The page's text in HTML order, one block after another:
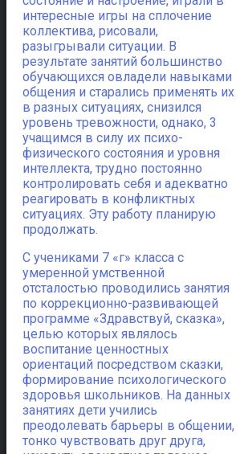
интересные игры на сплочение
коллектива, рисовали,
разыгрывали ситуации. В
результате занятий большинство
обучающихся овладели навыками
общения и старались применять их
в разных ситуациях, снизился
уровень тревожности, однако, 3
учащимся в силу их психо-
физического состояния и уровня
интеллекта, трудно постоянно
контролировать себя и адекватно
реагировать в конфликтных
ситуациях. Эту работу планирую
продолжать.
С учениками 7 «г» класса с
умеренной умственной
отсталостью проводились занятия
по коррекционно-развивающей
программе «Здравствуй, сказка»,
целью которых являлось
воспитание ценностных
ориентаций посредством сказки,
формирование психологического
здоровья школьников. На данных
занятиях дети учились
преодолевать барьеры в общении,
тонко чувствовать друг друга,